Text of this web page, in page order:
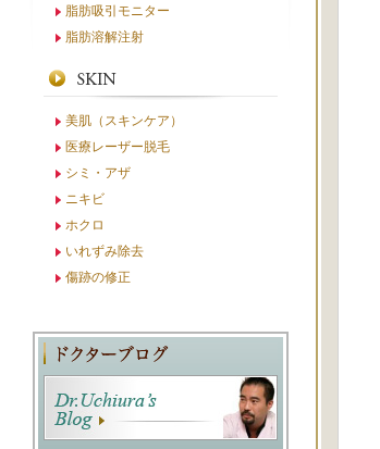
脂肪吸引モニター
脂肪溶解注射
美肌（スキンケア）
医療レーザー脱毛
シミ・アザ
ニキビ
ホクロ
いれずみ除去
傷跡の修正